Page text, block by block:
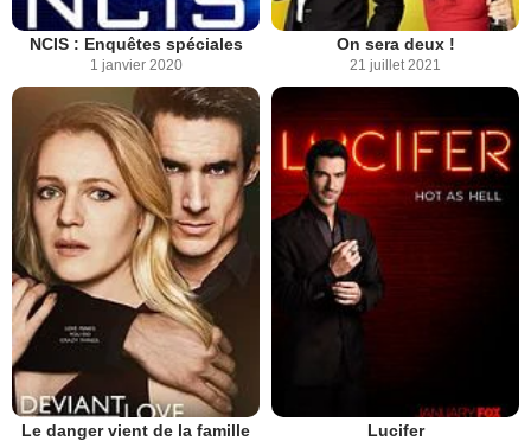
NCIS : Enquêtes spéciales
1 janvier 2020
On sera deux !
21 juillet 2021
Le danger vient de la famille Lucifer